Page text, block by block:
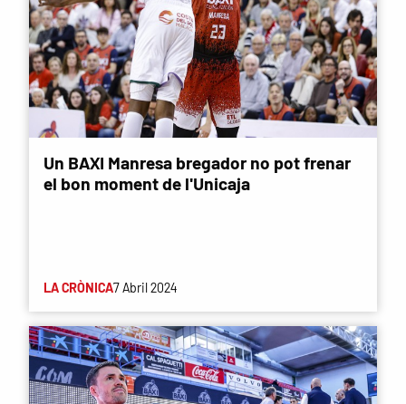
Un BAXI Manresa bregador no pot frenar
el bon moment de l'Unicaja
LA CRÒNICA7 Abril 2024